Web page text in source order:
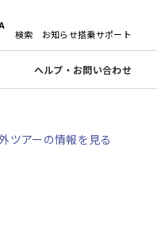
検索 お知らせ搭乗サポート
ヘルプ・お問い合わせ
ツアーの情報を見る